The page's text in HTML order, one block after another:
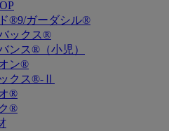
®9/ガーダシル®
ックス®
ンス®（小児）
ン®
クス®-Ⅱ
®
®